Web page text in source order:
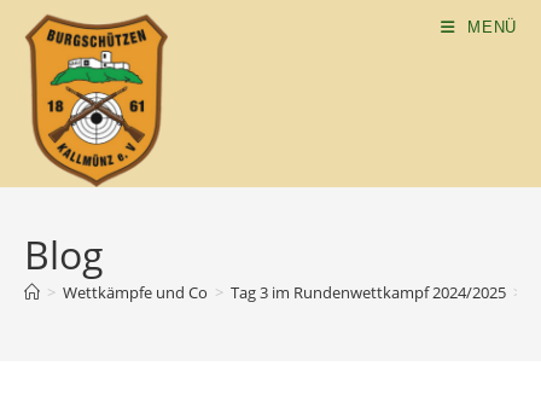
MENÜ
Blog
> Wettkämpfe und Co > Tag 3 im Rundenwettkampf 2024/2025 >